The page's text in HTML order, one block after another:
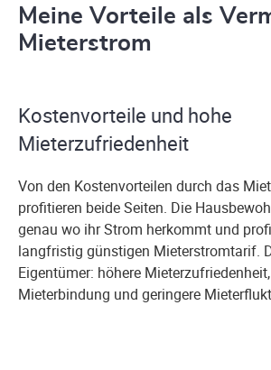
Meine Vorteile als
Mieterstrom
Kostenvorteile und hohe
Mieterzufriedenheit
Von den Kostenvorteilen durch das
profitieren beide Seiten. Die
genau wo ihr Strom herkommt und
langfristig günstigen Mieterstromtarif.
Eigentümer: höhere
Mieterbindung und geringere